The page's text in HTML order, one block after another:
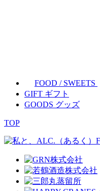
FOOD / SWEETS
GIFT ギフト
GOODS グッズ
TOP